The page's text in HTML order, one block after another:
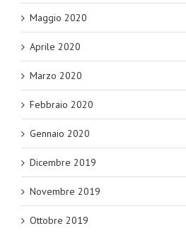
Maggio 2020
Aprile 2020
Marzo 2020
Febbraio 2020
Gennaio 2020
Dicembre 2019
Novembre 2019
Ottobre 2019